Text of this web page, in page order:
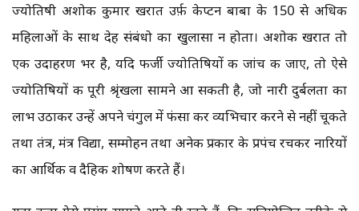
ज्योतिषी अशोक कुमार खरात उर्फ़ केप्टन बाबा के 150 से अधिक
महिलाओं के साथ देह संबंधो का खुलासा न होता। अशोक खरात तो
एक उदाहरण भर है, यदि फर्जी ज्योतिषियों की जांच की जाए, तो ऐसे
ज्योतिषियों की पूरी श्रृंखला सामने आ सकती है, जो नारी दुर्बलता का
लाभ उठाकर उन्हें अपने चंगुल में फंसा कर व्यभिचार करने से नहीं चूकते
तथा तंत्र, मंत्र विद्या, सम्मोहन तथा अनेक प्रकार के प्रपंच रचकर नारियों
का आर्थिक व दैहिक शोषण करते हैं।